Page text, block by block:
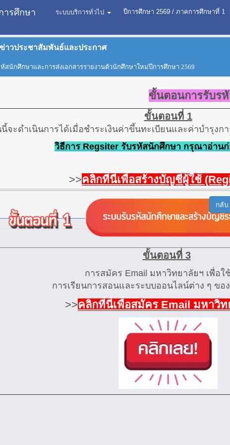
ารศึกษา ระบบบริการทั่วไป ปีการศึกษา 2569 / ภาคการศึกษาที่ 1
าวประชาสัมพันธ์และประกาศ
สนักศึกษาและการส่งเอกสารรายงานตัวนักศึกษาใหม่ปีการศึกษา 2569
ขั้นตอนการรับรหั
ขั้นตอนที่ 1
จะดำเนินการได้เมื่อชำระเงินค่าขึ้นทะเบียนและค่าบำรุงก
วิธีการ Regsiter รับรหัสนักศึกษา กรุณาอ่าน
>>คลิกที่นี่เพื่อสร้างบัญชีผู้ใช้
ขั้นตอนที่ 3
การสมัคร Email มหาวิทยาลัยฯ เพื่อใ
การเรียนการสอนและระบบออนไลน์ต่าง ๆ ขอ
>>คลิกที่นี่เพื่อสมัคร Email มหาวิท